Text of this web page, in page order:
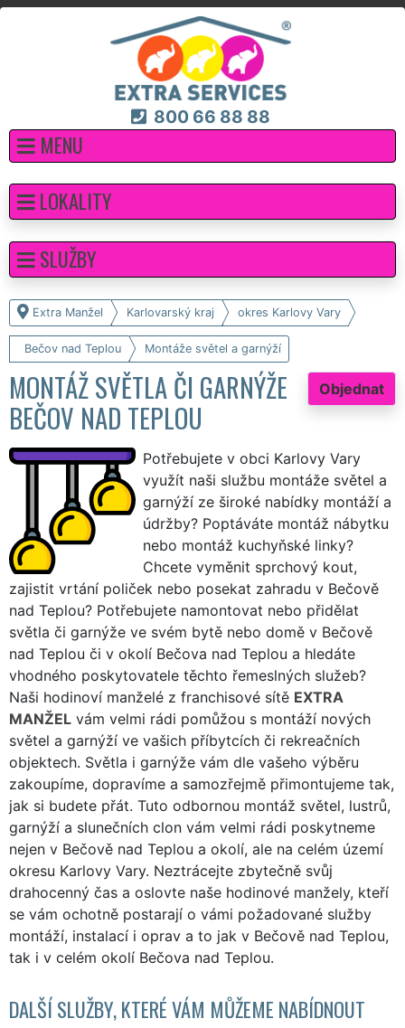
800 66 88 88
MENU
Extra Manžel Karlovarský kraj okres Karlovy Vary
Bečov nad Teplou Montáže světel a garnýží
Objednat
MONTÁŽ SVĚTLA ČI GARNÝŽE
BEČOV NAD TEPLOU
Potřebujete v obci Karlovy Vary
využít naši službu montáže světel a
garnýží ze široké nabídky montáží a
údržby? Poptáváte montáž nábytku
nebo montáž kuchyňské linky?
Chcete vyměnit sprchový kout,
zajistit vrtání poliček nebo posekat zahradu v Bečově
nad Teplou? Potřebujete namontovat nebo přidělat
světla či garnýže ve svém bytě nebo domě v Bečově
nad Teplou či v okolí Bečova nad Teplou a hledáte
vhodného poskytovatele těchto řemeslných služeb?
Naši hodinoví manželé z franchisové sítě EXTRA
MANŽEL vám velmi rádi pomůžou s montáží nových
světel a garnýží ve vašich příbytcích či rekreačních
objektech. Světla i garnýže vám dle vašeho výběru
zakoupíme, dopravíme a samozřejmě přimontujeme tak,
jak si budete přát. Tuto odbornou montáž světel, lustrů,
garnýží a slunečních clon vám velmi rádi poskytneme
nejen v Bečově nad Teplou a okolí, ale na celém území
okresu Karlovy Vary. Neztrácejte zbytečně svůj
drahocenný čas a oslovte naše hodinové manžely, kteří
se vám ochotně postarají o vámi požadované služby
montáží, instalací i oprav a to jak v Bečově nad Teplou,
tak i v celém okolí Bečova nad Teplou.
DALŠÍ SLUŽBY, KTERÉ VÁM MŮŽEME NABÍDNOUT
LOKALITY
SLUŽBY